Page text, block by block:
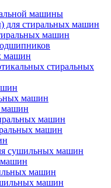
машины
для стиральных машин
машин
машин
стиральных
машин
машин
машин
машин
сушильных машин
машин
машин